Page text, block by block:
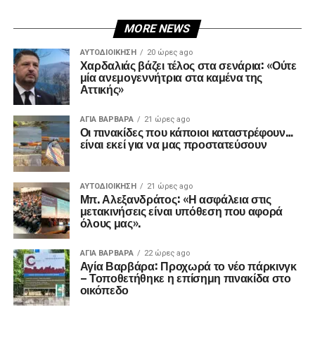
MORE NEWS
ΑΥΤΟΔΙΟΊΚΗΣΗ 20 ώρες ago
Χαρδαλιάς βάζει τέλος στα σενάρια: «Ούτε
μία ανεμογεννήτρια στα καμένα της
Αττικής»
ΑΓΙΑ ΒΑΡΒΑΡΑ 21 ώρες ago
Οι πινακίδες που κάποιοι καταστρέφουν…
είναι εκεί για να μας προστατεύσουν
ΑΥΤΟΔΙΟΊΚΗΣΗ 21 ώρες ago
Μπ. Αλεξανδράτος: «Η ασφάλεια στις
μετακινήσεις είναι υπόθεση που αφορά
όλους μας».
ΑΓΙΑ ΒΑΡΒΑΡΑ 22 ώρες ago
Αγία Βαρβάρα: Προχωρά το νέο πάρκινγκ
– Τοποθετήθηκε η επίσημη πινακίδα στο
οικόπεδο